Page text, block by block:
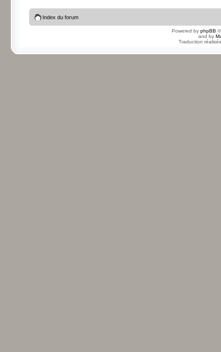
Index du forum
Powered by phpBB
and by
Traduction